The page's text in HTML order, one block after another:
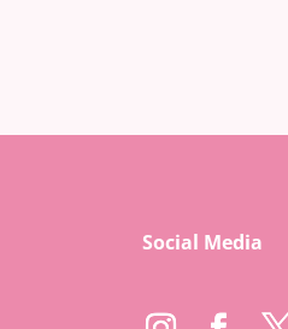
Social Media